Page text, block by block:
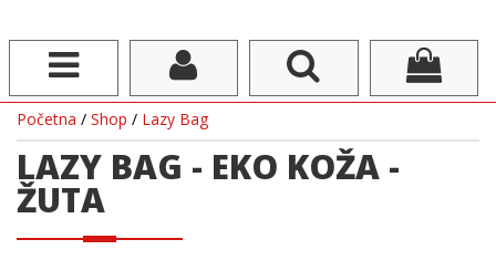
Početna / Shop / Lazy Bag
LAZY BAG - EKO KOŽA -
ŽUTA